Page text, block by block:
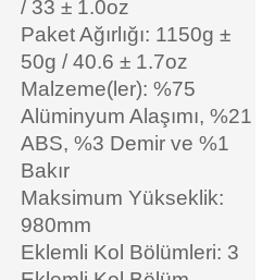
/ 33 ± 1.0oz
Paket Ağırlığı: 1150g ±
50g / 40.6 ± 1.7oz
Malzeme(ler): %75
Alüminyum Alaşımı, %21
ABS, %3 Demir ve %1
Bakır
Maksimum Yükseklik:
980mm
Eklemli Kol Bölümleri: 3